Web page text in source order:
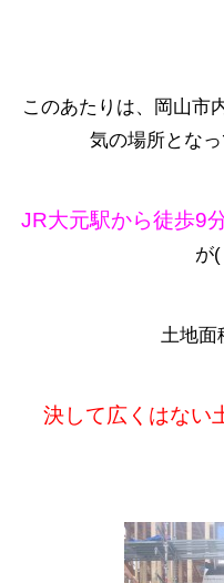
このあたりは、岡山市
気の場所とな
JR大元駅から徒歩9
が
土地面
決して広くはない